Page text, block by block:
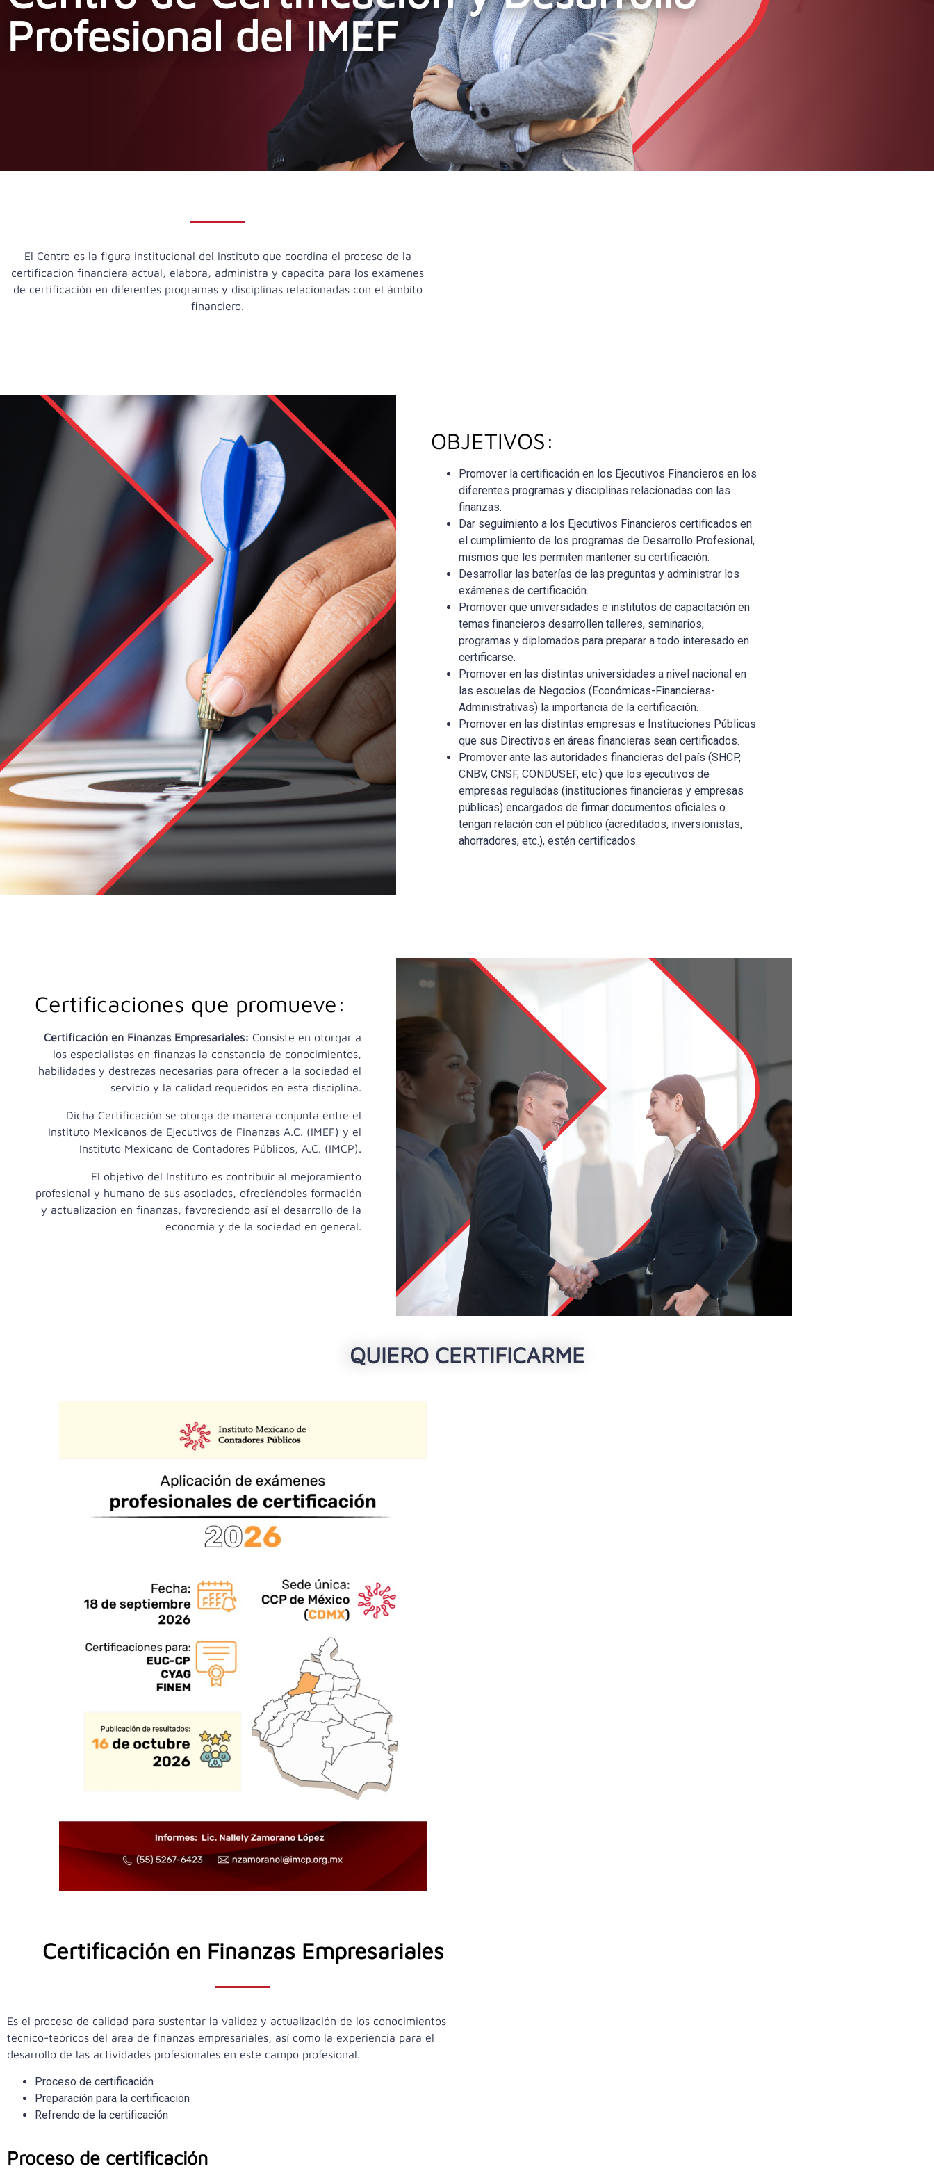
Profesional del IMEF
El Centro es la figura institucional del Instituto que coordina el proceso de la
certificación financiera actual, elabora, administra y capacita para los exámenes
de certificación en diferentes programas y disciplinas relacionadas con el ámbito
financiero.
OBJETIVOS:
Promover la certificación en los Ejecutivos Financieros en los
diferentes programas y disciplinas relacionadas con las
finanzas.
Dar seguimiento a los Ejecutivos Financieros certificados en
el cumplimiento de los programas de Desarrollo Profesional,
mismos que les permiten mantener su certificación.
Desarrollar las baterías de las preguntas y administrar los
exámenes de certificación.
Promover que universidades e institutos de capacitación en
temas financieros desarrollen talleres, seminarios,
programas y diplomados para preparar a todo interesado en
certificarse.
Promover en las distintas universidades a nivel nacional en
las escuelas de Negocios (Económicas-Financieras-
Administrativas) la importancia de la certificación.
Promover en las distintas empresas e Instituciones Públicas
que sus Directivos en áreas financieras sean certificados.
Promover ante las autoridades financieras del país (SHCP,
CNBV, CNSF, CONDUSEF, etc.) que los ejecutivos de
empresas reguladas (instituciones financieras y empresas
públicas) encargados de firmar documentos oficiales o
tengan relación con el público (acreditados, inversionistas,
ahorradores, etc.), estén certificados.
Certificaciones que promueve:
Certificación en Finanzas Empresariales: Consiste en otorgar a
los especialistas en finanzas la constancia de conocimientos,
habilidades y destrezas necesarias para ofrecer a la sociedad el
servicio y la calidad requeridos en esta disciplina.
Dicha Certificación se otorga de manera conjunta entre el
Instituto Mexicanos de Ejecutivos de Finanzas A.C. (IMEF) y el
Instituto Mexicano de Contadores Públicos, A.C. (IMCP).
El objetivo del Instituto es contribuir al mejoramiento
profesional y humano de sus asociados, ofreciéndoles formación
y actualización en finanzas, favoreciendo así el desarrollo de la
economía y de la sociedad en general.
QUIERO CERTIFICARME
Certificación en Finanzas Empresariales
Es el proceso de calidad para sustentar la validez y actualización de los conocimientos
técnico-teóricos del área de finanzas empresariales, así como la experiencia para el
desarrollo de las actividades profesionales en este campo profesional.
Proceso de certificación
Preparación para la certificación
Refrendo de la certificación
Proceso de certificación